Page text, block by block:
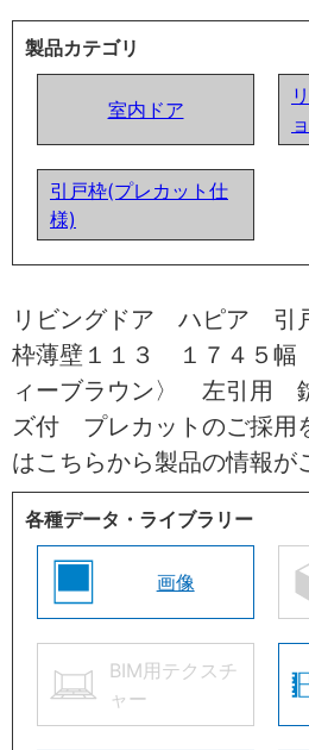
製品カテゴリ
室内ドア
引戸枠(プレカット仕
様)
リビングドア ハピア
枠薄壁１１３ １７４５
ィーブラウン〉 左引用
ズ付 プレカットのご採用
はこちらから製品の情報が
各種データ・ライブラリー
画像
BIM用テクスチ
ャー